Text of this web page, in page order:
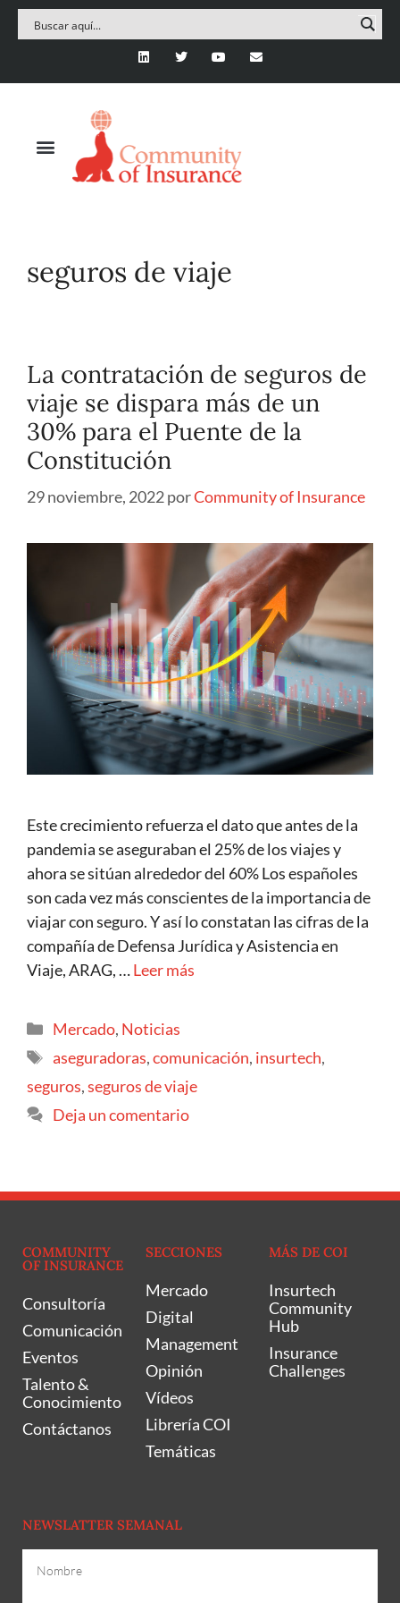
seguros de viaje
La contratación de seguros de
viaje se dispara más de un
30% para el Puente de la
Constitución
29 noviembre, 2022porCommunity of Insurance
Este crecimiento refuerza el dato que antes de la
pandemia se aseguraban el 25% de los viajes y
ahora se sitúan alrededor del 60% Los españoles
son cada vez más conscientes de la importancia de
viajar con seguro. Y así lo constatan las cifras de la
compañía de Defensa Jurídica y Asistencia en
Viaje, ARAG, …Leer más
Mercado, Noticias
aseguradoras,comunicación, insurtech,
seguros,seguros de viaje
Deja un comentario
COMMUNITY
OF INSURANCE
Consultoría
Comunicación
Eventos
Talento &
Conocimiento
Contáctanos
SECCIONES
Mercado
Digital
Management
Opinión
Vídeos
Librería COI
Temáticas
MÁS DE COI
Insurtech
Community
Hub
Insurance
Challenges
NEWSLATTER SEMANAL